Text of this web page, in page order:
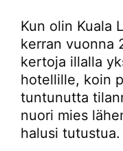
Kun olin Kuala
kerran vuonna
kertoja illalla
hotellille, koin
tuntunutta
nuori mies
halusi tutustua.